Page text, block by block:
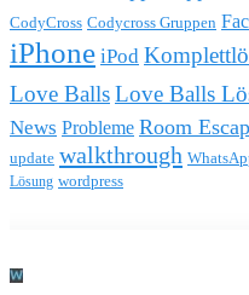
CodyCross Codycross Gruppen
iPhone iPod
Love BallsLove Balls
News Probleme Room
update walkthrough
Lösung wordpress